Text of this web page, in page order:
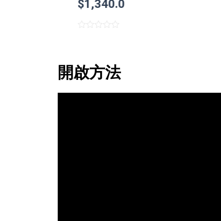
$1,340.0
5
開啟方法